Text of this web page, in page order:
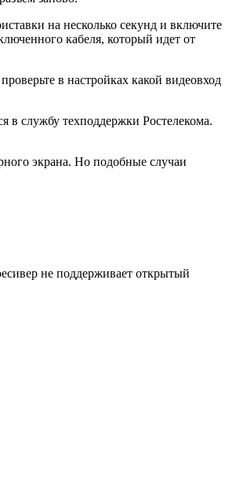
на несколько секунд и включите
кабеля, который идет от
в настройках какой видеовход
в службу техподдержки Ростелекома.
экрана. Но подобные случаи
не поддерживает открытый